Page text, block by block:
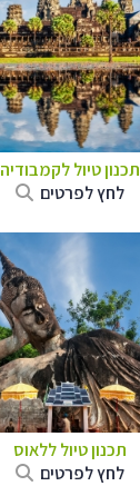
תכנון טיוללקמבודיה
לחץ לפרטים
תכנון טיולללאוס
לחץ לפרטים